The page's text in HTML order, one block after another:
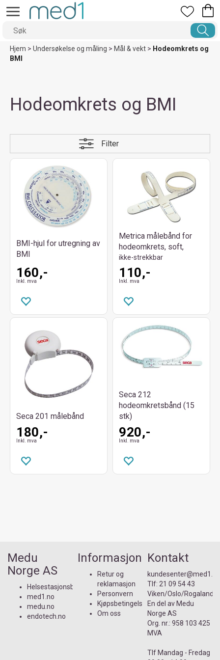
Hjem>Undersøkelse og måling>Mål & vekt> Hodeomkrets og
BMI
Hodeomkrets og BMI
Filter
BMI-hjul for utregning av
BMI
160,-
Inkl. mva
Metrica målebånd for
hodeomkrets, soft,
ikke-strekkbar
110,-
Inkl. mva
Seca 201 målebånd
180,-
Inkl. mva
Seca 212
hodeomkretsbånd (15
stk)
920,-
Inkl. mva
Medu
Norge AS
Helsestasjonsbutikken.no
med1.no
medu.no
endotech.no
Informasjon
Retur og
reklamasjon
Personvern
Kjøpsbetingelser
Om oss
Kontakt
kundesenter@med1.n
Tlf: 21 09 54 43
Viken/Oslo/Rogaland
En del av Medu
Norge AS
Org. nr.: 958 103 425
MVA
Tlf Mandag - Fredag